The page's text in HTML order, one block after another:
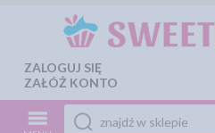
ZALOGUJ SIĘ
ZAŁÓŻ KONTO